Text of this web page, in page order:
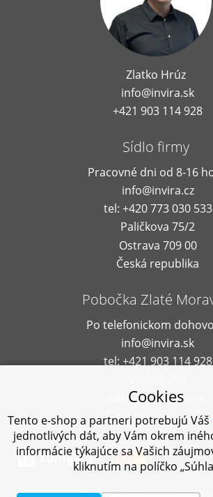
Zlatko Hrúz
info@invira.sk
+421 903 114 928
Sídlo firmy
Pracovné dni od 8-16
info@invira.cz
tel: +420 773 030 533
Paličkova 75/2
Ostrava 709 00
Česká republika
Pobočka Zlaté
Po telefonickom
info@invira.sk
tel: +421 903 114 928
okr. Zlaté Moravce
Slovenská republika
2026 © Invira - Predaj a prenájom
Cookies
Tento e-shop a partneri potrebujú Váš
jednotlivých dát, aby Vám okrem
informácie týkajúce sa Vašich
kliknutím na políčko